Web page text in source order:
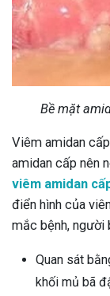
Bề mặt
Viêm amidan
amidan cấp nên
viêm amidan
điển hình của
mắc bệnh, người
Quan sát
khối mủ bã